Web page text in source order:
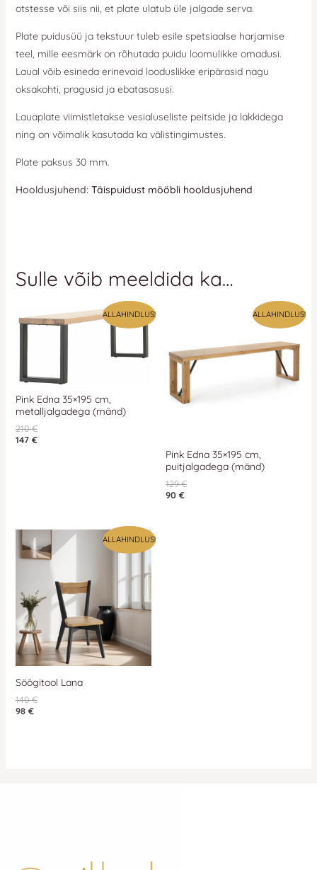
otstesse või siis nii, et plate ulatub üle jalgade serva.
Plate puidusüü ja tekstuur tuleb esile spetsiaalse harjamise
teel, mille eesmärk on rõhutada puidu loomulikke omadusi.
Laual võib esineda erinevaid looduslikke eripärasid nagu
oksakohti, pragusid ja ebatasasusi.
Lauaplate viimistletakse vesialuseliste peitside ja lakkidega
ning on võimalik kasutada ka välistingimustes.
Plate paksus 30 mm.
Hooldusjuhend: Täispuidust mööbli hooldusjuhend
Sulle võib meeldida ka…
ALLAHINDLUS!
Pink Edna 35×195 cm,
metalljalgadega (mänd)
210€
147 €
ALLAHINDLUS!
Pink Edna 35×195 cm,
puitjalgadega (mänd)
129€
90 €
ALLAHINDLUS!
Söögitool Lana
140€
98 €